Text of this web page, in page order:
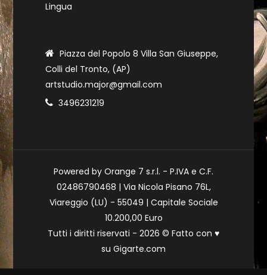
Lingua
Piazza del Popolo 8 Villa San Giuseppe,
Colli del Tronto, (AP)
artstudio.major@gmail.com
3496231219
Powered by Orange 7 s.r.l. - P.IVA e C.F.
02486790468 | Via Nicola Pisano 76L,
Viareggio (LU) - 55049 | Capitale Sociale
10.200,00 Euro
Tutti i diritti riservati - 2026 © Fatto con ♥
su Gigarte.com